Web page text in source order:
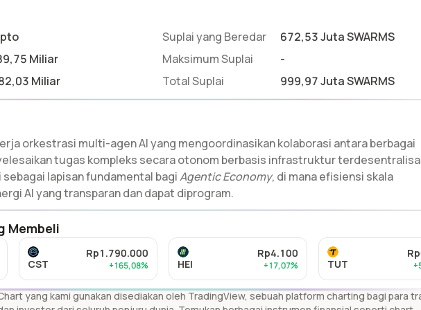
Miliar
Miliar
Suplai yang Beredar
672,53 Juta SWARMS
Maksimum Suplai
-
Total Suplai
999,97 Juta SWARMS
orkestrasi multi-agen AI yang mengoordinasikan kolaborasi antara berbagai
tugas kompleks secara otonom berbasis infrastruktur
lapisan fundamental bagiAgentic Economy, di mana efisiensi skala
AI yang transparan dan dapat diprogram.
Membeli
CST
Rp1.790.000
+165,08% HEI
Rp4.100
+17,07% TUT
yang kami gunakan disediakan oleh TradingView, sebuah platform charting bagi para